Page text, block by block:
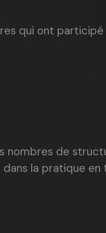
qui ont
nombres de
la pratique